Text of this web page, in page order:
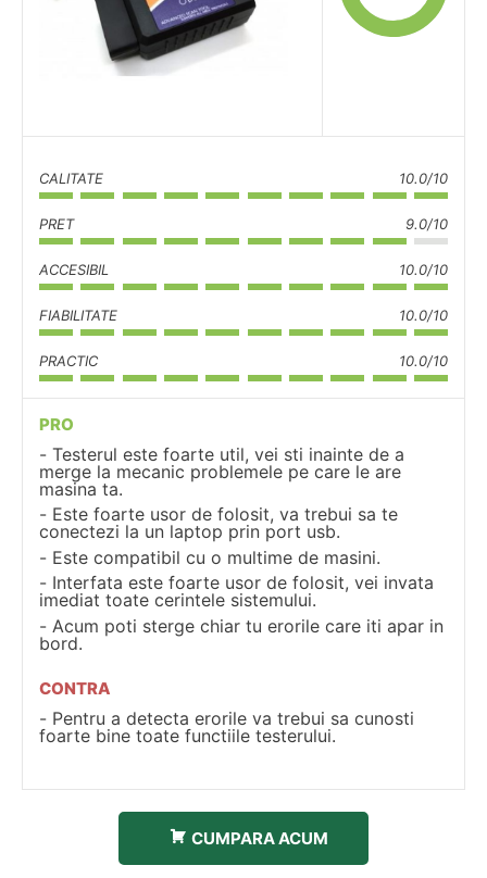
CALITATE 10.0/10
PRET 9.0/10
ACCESIBIL 10.0/10
FIABILITATE 10.0/10
PRACTIC 10.0/10
PRO
Testerul este foarte util, vei sti inainte de a
merge la mecanic problemele pe care le are
masina ta.
Este foarte usor de folosit, va trebui sa te
conectezi la un laptop prin port usb.
Este compatibil cu o multime de masini.
Interfata este foarte usor de folosit, vei invata
imediat toate cerintele sistemului.
Acum poti sterge chiar tu erorile care iti apar in
bord.
CONTRA
Pentru a detecta erorile va trebui sa cunosti
foarte bine toate functiile testerului.
CUMPARA ACUM